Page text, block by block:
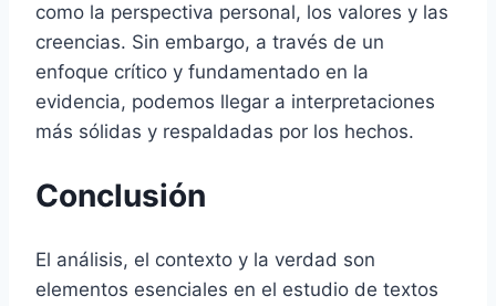
como la perspectiva personal, los valores y las
creencias. Sin embargo, a través de un
enfoque crítico y fundamentado en la
evidencia, podemos llegar a interpretaciones
más sólidas y respaldadas por los hechos.
Conclusión
El análisis, el contexto y la verdad son
elementos esenciales en el estudio de textos